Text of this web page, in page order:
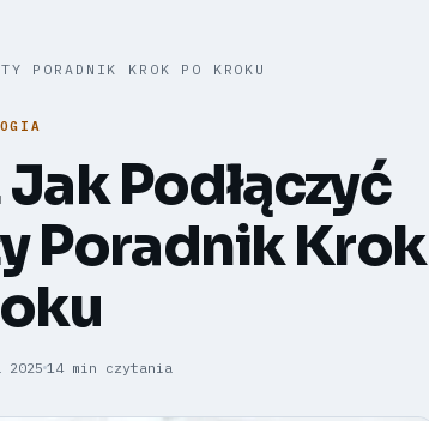
PORADNIK KROK PO KROKU
Podłączyć
Poradnik Krok
2025 14 min czytania